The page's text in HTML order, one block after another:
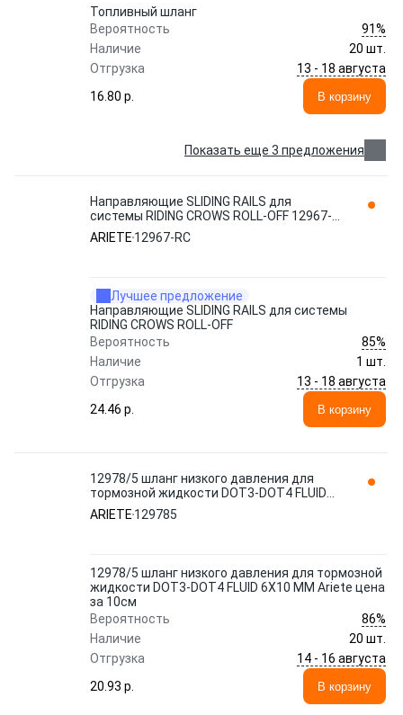
Топливный шланг
Вероятность
91%
Наличие
20 шт.
Отгрузка
13 - 18 августа
16.80 p.
В корзину
Показать еще 3 предложения
Направляющие SLIDING RAILS для
системы RIDING CROWS ROLL-OFF 12967-
RC ARIETE
ARIETE 12967-RC
Лучшее предложение
Направляющие SLIDING RAILS для системы
RIDING CROWS ROLL-OFF
Вероятность
85%
Наличие
1 шт.
Отгрузка
13 - 18 августа
24.46 p.
В корзину
12978/5 шланг низкого давления для
тормозной жидкости DOT3-DOT4 FLUID
6X10 MM Ariete цена за 10см
ARIETE 129785
12978/5 шланг низкого давления для тормозной
жидкости DOT3-DOT4 FLUID 6X10 MM Ariete цена
за 10см
Вероятность
86%
Наличие
20 шт.
Отгрузка
14 - 16 августа
20.93 p.
В корзину